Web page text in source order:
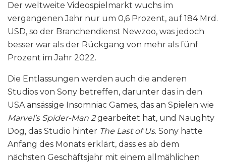
Der weltweite Videospielmarkt wuchs im
vergangenen Jahr nur um 0,6 Prozent, auf 184 Mrd.
USD, so der Branchendienst Newzoo, was jedoch
besser war als der Rückgang von mehr als fünf
Prozent im Jahr 2022.
Die Entlassungen werden auch die anderen
Studios von Sony betreffen, darunter das in den
USA ansässige Insomniac Games, das an Spielen wie
Marvel’s Spider-Man 2gearbeitet hat, und Naughty
Dog, das Studio hinter The Last of Us. Sony hatte
Anfang des Monats erklärt, dass es ab dem
nächsten Geschäftsjahr mit einem allmählichen